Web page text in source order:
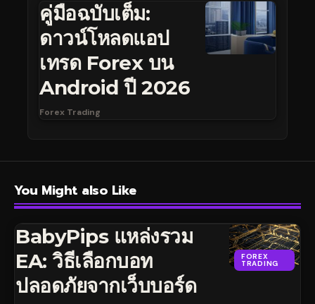
คู่มือฉบับเต็ม:
ดาวน์โหลดแอป
เทรด Forex บน
Android ปี 2026
Forex Trading
You Might also Like
FOREX
TRADING
BabyPips แหล่งรวม
EA: วิธีเลือกบอท
ปลอดภัยจากเว็บบอร์ด